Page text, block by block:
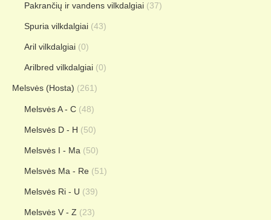
Pakrančių ir vandens vilkdalgiai (37)
Spuria vilkdalgiai (43)
Aril vilkdalgiai (0)
Arilbred vilkdalgiai (0)
Melsvės (Hosta) (261)
Melsvės A - C (48)
Melsvės D - H (50)
Melsvės I - Ma (50)
Melsvės Ma - Re (51)
Melsvės Ri - U (39)
Melsvės V - Z (23)